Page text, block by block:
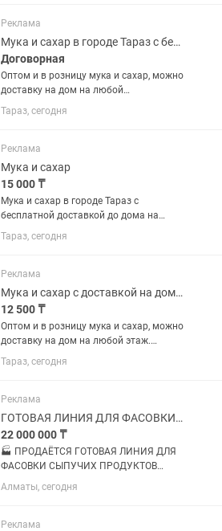
китайской рецептуре. Способствует:
-поддержанию...
Реклама
Мука и сахар в городе Тараз с бесплатной доставкой
Договорная
Оптом и в розницу мука и саxар, можно
доставку на дом на любой
этаж.:Мирзояна 50 Так же есть масла,
рис, макароны. А также есть доставка
Тараз, сегодня
Реклама
Мука и сахар
15 000 ₸
Мука и сахар в городе Тараз с
бесплатной доставкой до дома на
любой этаж.
Тараз, сегодня
Реклама
Мука и сахар с доставкой на дом по городу Тараз
12 500 ₸
Оптом и в розницу мука и сахар, можно
доставку на дом на любой этаж.
:Мирзояна 50 А так же есть масла, рис,
макароны. Также есть доставка
Тараз, сегодня
Реклама
ГОТОВАЯ ЛИНИЯ ДЛЯ ФАСОВКИ СЫПУЧИХ ПРОДУКТОВ
22 000 000 ₸
🏭 ПРОДАЁТСЯ ГОТОВАЯ ЛИНИЯ ДЛЯ
ФАСОВКИ СЫПУЧИХ ПРОДУКТОВ
Полностью укомплектованная
автоматическая линия: от подачи и
упаковки в термоусадочную плёнку.
Алматы, сегодня
Реклама